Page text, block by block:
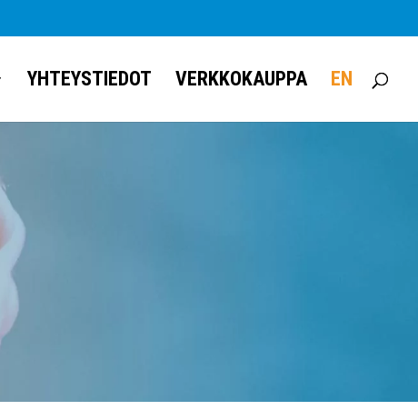
YHTEYSTIEDOT VERKKOKAUPPA EN